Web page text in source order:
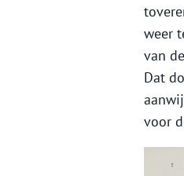
weer
van
Dat
voor